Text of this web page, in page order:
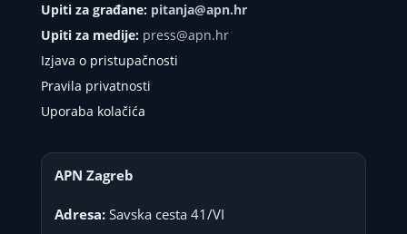
Upiti za građane: pitanja@apn.hr
Upiti za medije: press@apn.hr
Izjava o pristupačnosti
Pravila privatnosti
Uporaba kolačića
APN Zagreb
Adresa:Savska cesta 41/VI